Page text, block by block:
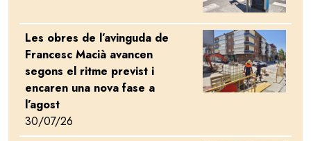
Les obres de l’avinguda de
Francesc Macià avancen
segons el ritme previst i
encaren una nova fase a
l’agost
30/07/26
Image